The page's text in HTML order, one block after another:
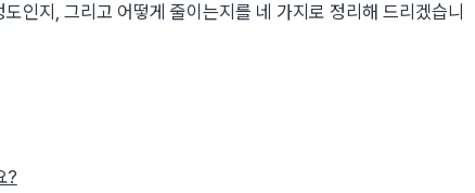
인지, 그리고 어떻게 줄이는지를 네 가지로 정리해 드리겠습니
?